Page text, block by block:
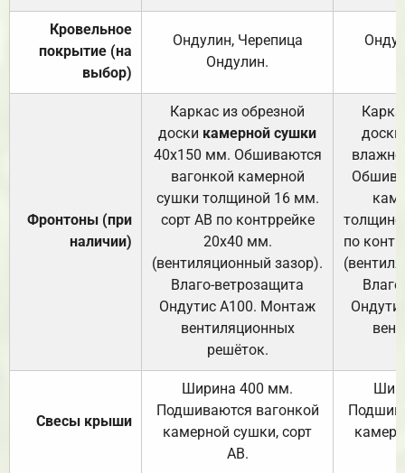
Кровельное
покрытие (на
выбор)
Ондулин, Черепица
Ондулин.
Фронтоны (при
наличии)
Каркас из обрезной
доски камерной сушки
40х150 мм. Обшиваются
вагонкой камерной
сушки толщиной 16 мм.
сорт АВ по контррейке
20х40 мм.
(вентиляционный зазор).
Влаго-ветрозащита
Ондутис А100. Монтаж
вентиляционных
решёток.
доски
по
Свесы крыши
Ширина 400 мм.
Подшиваются вагонкой
камерной сушки, сорт
АВ.